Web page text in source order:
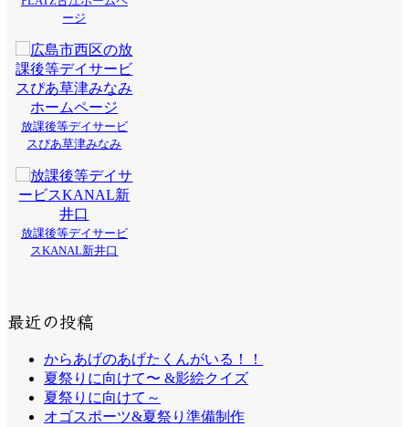
ージ
放課後等デイサービ
スぴあ草津みなみ
放課後等デイサービ
スKANAL新井口
最近の投稿
からあげのあげたくんがいる！！
夏祭りに向けて〜 &影絵クイズ
夏祭りに向けて～
オゴスポーツ&夏祭り準備制作